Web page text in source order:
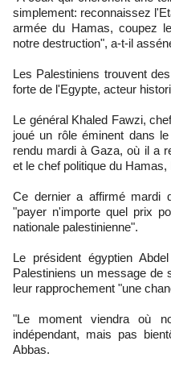
simplement: reconnaissez
armée du Hamas, coupez
notre destruction", a-t-il
Les Palestiniens trouvent
forte de l'Egypte, acteur
Le général Khaled Fawzi,
joué un rôle éminent dans
rendu mardi à Gaza, où il a
et le chef politique du
Ce dernier a affirmé mardi
"payer n'importe quel prix
nationale palestinienne".
Le président égyptien
Palestiniens un message de
leur rapprochement "une
"Le moment viendra où
indépendant, mais pas
Abbas.